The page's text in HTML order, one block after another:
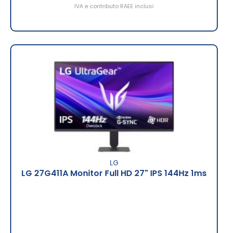
IVA e contributo RAEE inclusi
LG
LG 27G411A Monitor Full HD 27" IPS 144Hz 1ms